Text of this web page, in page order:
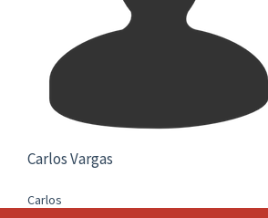
Carlos Vargas
Carlos